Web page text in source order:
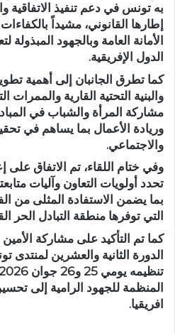
به تونس في دعم تنفيذ
إطارها القانوني، مشيداً
الأمانة العامة وبالجهود المبذولة
الدول الإفريقية.
كما تطرق الجانبان إلى أهمية
والبنية التحتية القارية والممرات
مشاركة المرأة والشباب في
وريادة الأعمال بما يساهم في
والاجتماعي.
وفي ختام اللقاء، تم الاتفاق
تحدد أولويات التعاون وآليات
بما يضمن الاستفادة المثلى من
التي توفرها منطقة التبادل الحر
كما تم التأكيد على مشاركة الأمين
الدورة الثانية والعشرين لمنتدى
المنظمة للجهود الرامية إلى
افريقيا.